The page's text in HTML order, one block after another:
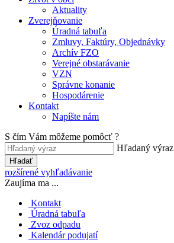
Aktuality
Zverejňovanie
Úradná tabuľa
Zmluvy, Faktúry, Objednávky
Archív FZO
Verejné obstarávanie
VZN
Správne konanie
Hospodárenie
Kontakt
Napíšte nám
S čím Vám môžeme pomôcť ?
Hľadaný výraz
Hľadať
rozšírené vyhľadávanie
Zaujíma ma ...
Kontakt
Úradná tabuľa
Zvoz odpadu
Kalendár podujatí